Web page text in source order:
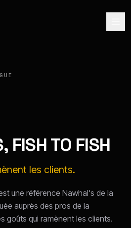
FISH TO FISH
les clients.
une référence Nawhal's de la
auprès des pros de la
goûts qui ramènent les clients.